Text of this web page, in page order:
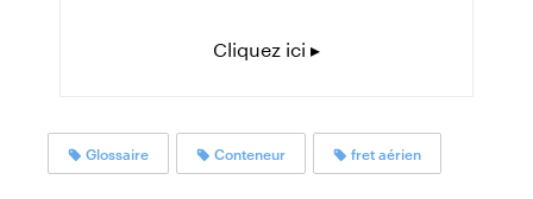
Cliquez ici ▸
Glossaire Conteneur fret aérien